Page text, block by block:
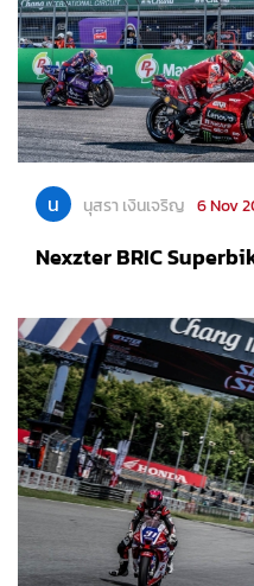
น นุสรา เงินเจริญ 6 Nov
Nexzter BRIC